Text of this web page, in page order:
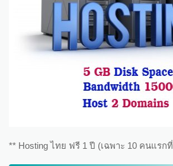
** Hosting ไทย ฟรี 1 ปี (เฉพาะ 10 คนแรก